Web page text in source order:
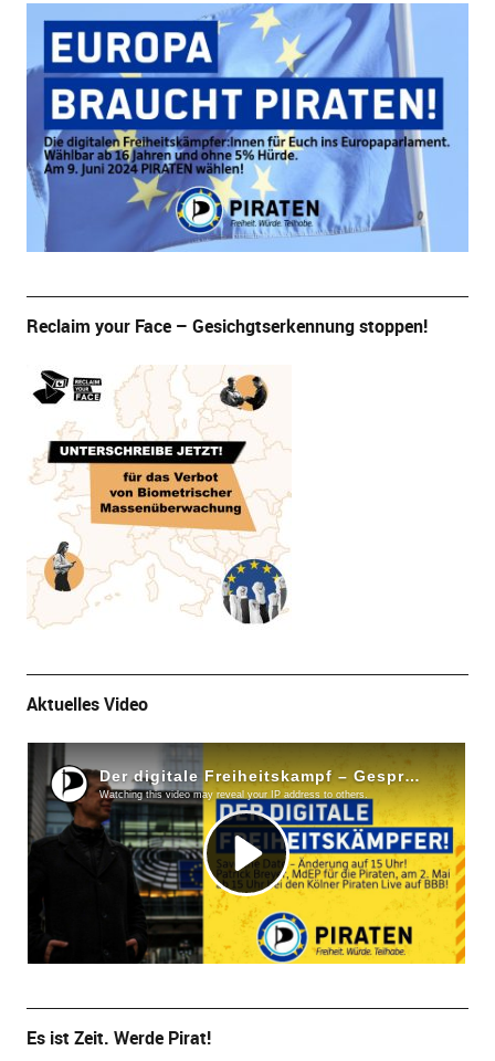
Reclaim your Face – Gesichgtserkennung stoppen!
Aktuelles Video
Es ist Zeit. Werde Pirat!